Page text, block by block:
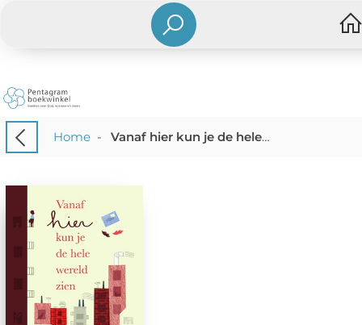
Home- Vanaf hier kun je de hele wereld zien